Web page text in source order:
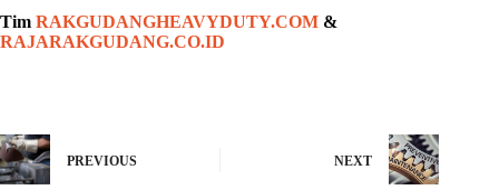
Tim RAKGUDANGHEAVYDUTY.COM &
RAJARAKGUDANG.CO.ID
PREVIOUS NEXT